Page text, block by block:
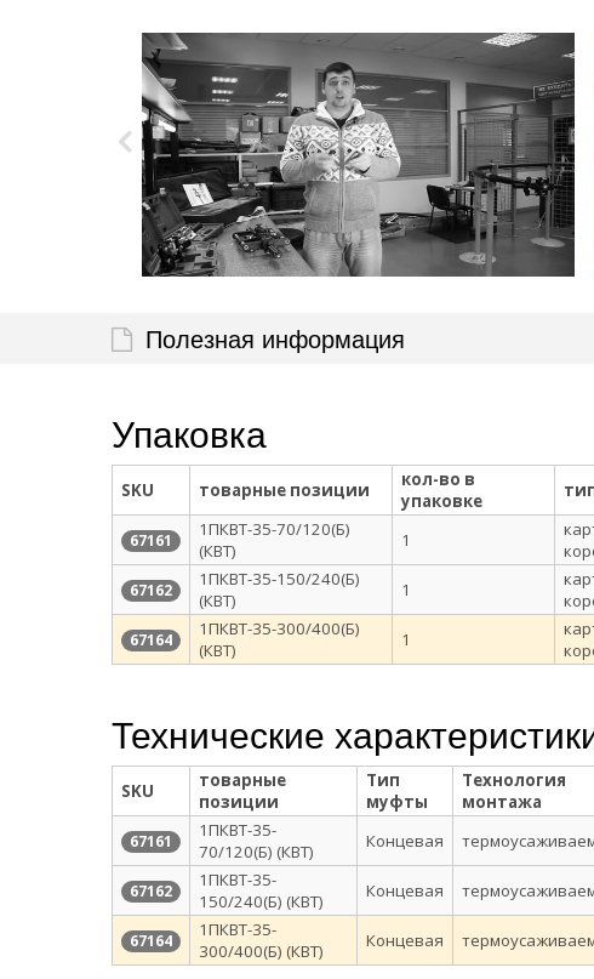
Полезная информация
Упаковка
SKU товарные позиции
кол-во в
упаковке
67161
1ПКВТ-35-70/120(Б)
(КВТ)
1
67162
1ПКВТ-35-150/240(Б)
(КВТ)
1
67164
1ПКВТ-35-300/400(Б)
(КВТ)
1
Технические
SKU
товарные
позиции
Тип
муфты
Технология
монтажа
67161
1ПКВТ-35-
70/120(Б) (КВТ)
Концевая
67162
1ПКВТ-35-
150/240(Б) (КВТ)
Концевая
67164
1ПКВТ-35-
300/400(Б) (КВТ)
Концевая